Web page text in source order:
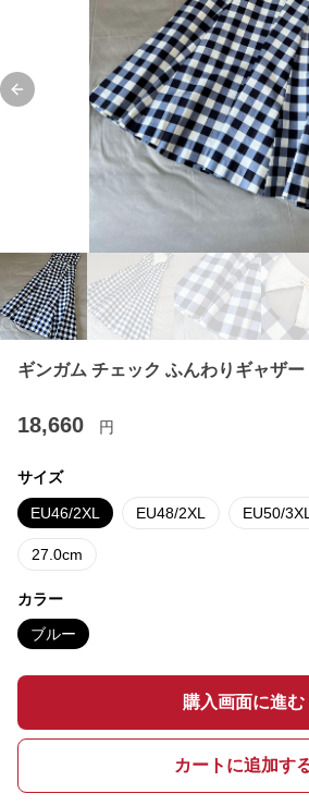
Previous slide
ギンガム チェック ふんわりギャザ
18,660 円
サイズ
EU46/2XL EU48/2XL EU50/3XL
27.0cm
カラー
ブルー
購入画面に進む
カートに追加す